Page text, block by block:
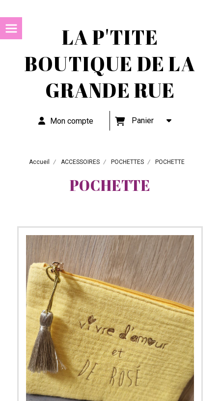
LA P'TITE
BOUTIQUE DE LA
GRANDE RUE
Mon compte Panier
Accueil ACCESSOIRES POCHETTES POCHETTE
POCHETTE